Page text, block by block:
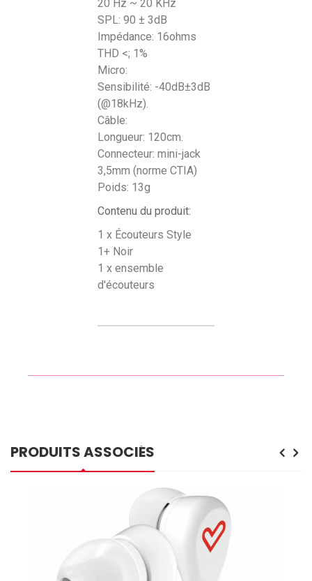
20 Hz ~ 20 KHz
SPL: 90 ± 3dB
Impédance: 16ohms
THD <; 1%
Micro:
Sensibilité: -40dB±3dB
(@18kHz).
Câble:
Longueur: 120cm.
Connecteur: mini-jack
3,5mm (norme CTIA)
Poids: 13g
Contenu du produit:
1 x Écouteurs Style
1+ Noir
1 x ensemble
d'écouteurs
PRODUITS ASSOCIÉS